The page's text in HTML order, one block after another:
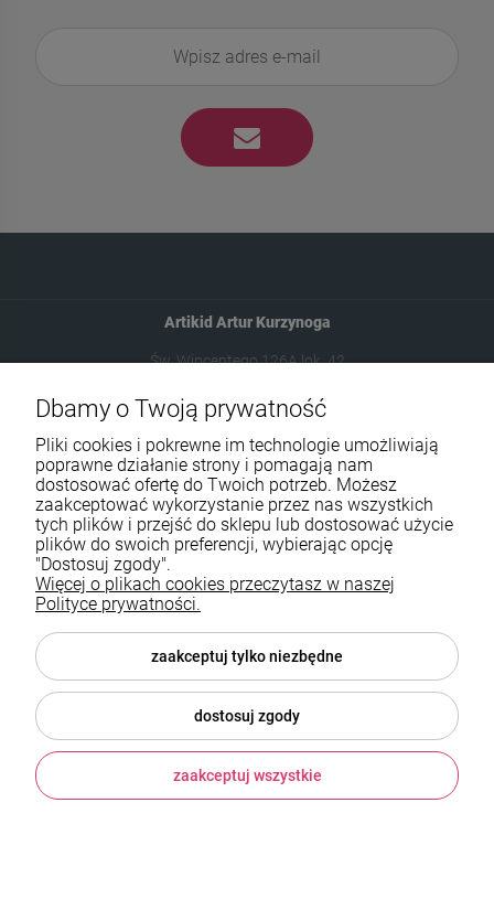
Artikid Artur Kurzynoga
Św. Wincentego 126A lok. 42
602787673
sklep@neduo.pl
Pomoc
Moje konto
Płatności i dostawa
Informacje
O nas
Dbamy o Twoją prywatność
Pliki cookies i pokrewne im technologie umożliwiają
poprawne działanie strony i pomagają nam
dostosować ofertę do Twoich potrzeb. Możesz
zaakceptować wykorzystanie przez nas wszystkich
tych plików i przejść do sklepu lub dostosować użycie
plików do swoich preferencji, wybierając opcję
"Dostosuj zgody".
Więcej o plikach cookies przeczytasz w naszej
Polityce prywatności.
zaakceptuj tylko niezbędne
dostosuj zgody
zaakceptuj wszystkie